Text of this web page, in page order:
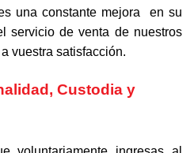
una constante mejora en su
servicio de venta de nuestros
vuestra satisfacción.
Custodia y